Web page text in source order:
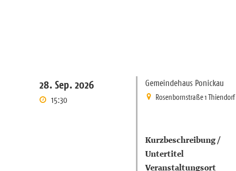
28. Sep. 2026
15:30
Gemeindehaus Ponickau
Rosenbornstraße 1 Thiendorf
Kurzbeschreibung /
Untertitel
Veranstaltungsort